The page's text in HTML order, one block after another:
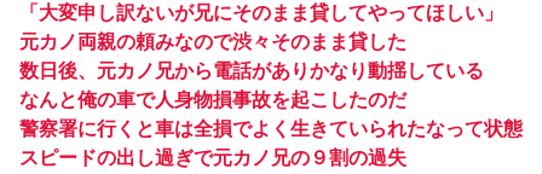
「大変申し訳ないが兄にそのまま貸してやってほしい」
元カノ両親の頼みなので渋々そのまま貸した
数日後、元カノ兄から電話がありかなり動揺している
なんと俺の車で人身物損事故を起こしたのだ
警察署に行くと車は全損でよく生きていられたなって状態
スピードの出し過ぎで元カノ兄の９割の過失